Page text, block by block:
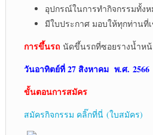
อุปกรณ์ในการทำกิจกรรมทั้ง
มีใบประกาศ มอบให้ทุกท่านที่
การขึ้นรถ นัดขึ้นรถที่ซอยรางน้ำหน้
วันอาทิตย์ที่ 27 สิงหาคม พ.ศ. 2566
ขั้นตอนการสมัคร
สมัครกิจกรรม คลิ๊กที่นี่ (ใบสมัคร)